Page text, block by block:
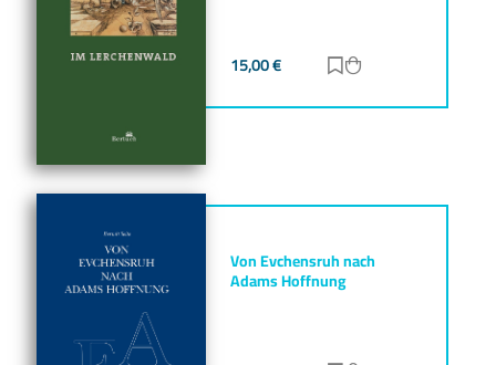
15,00€ Zur Merkliste
Von Evchensruh nach
Adams Hoffnung